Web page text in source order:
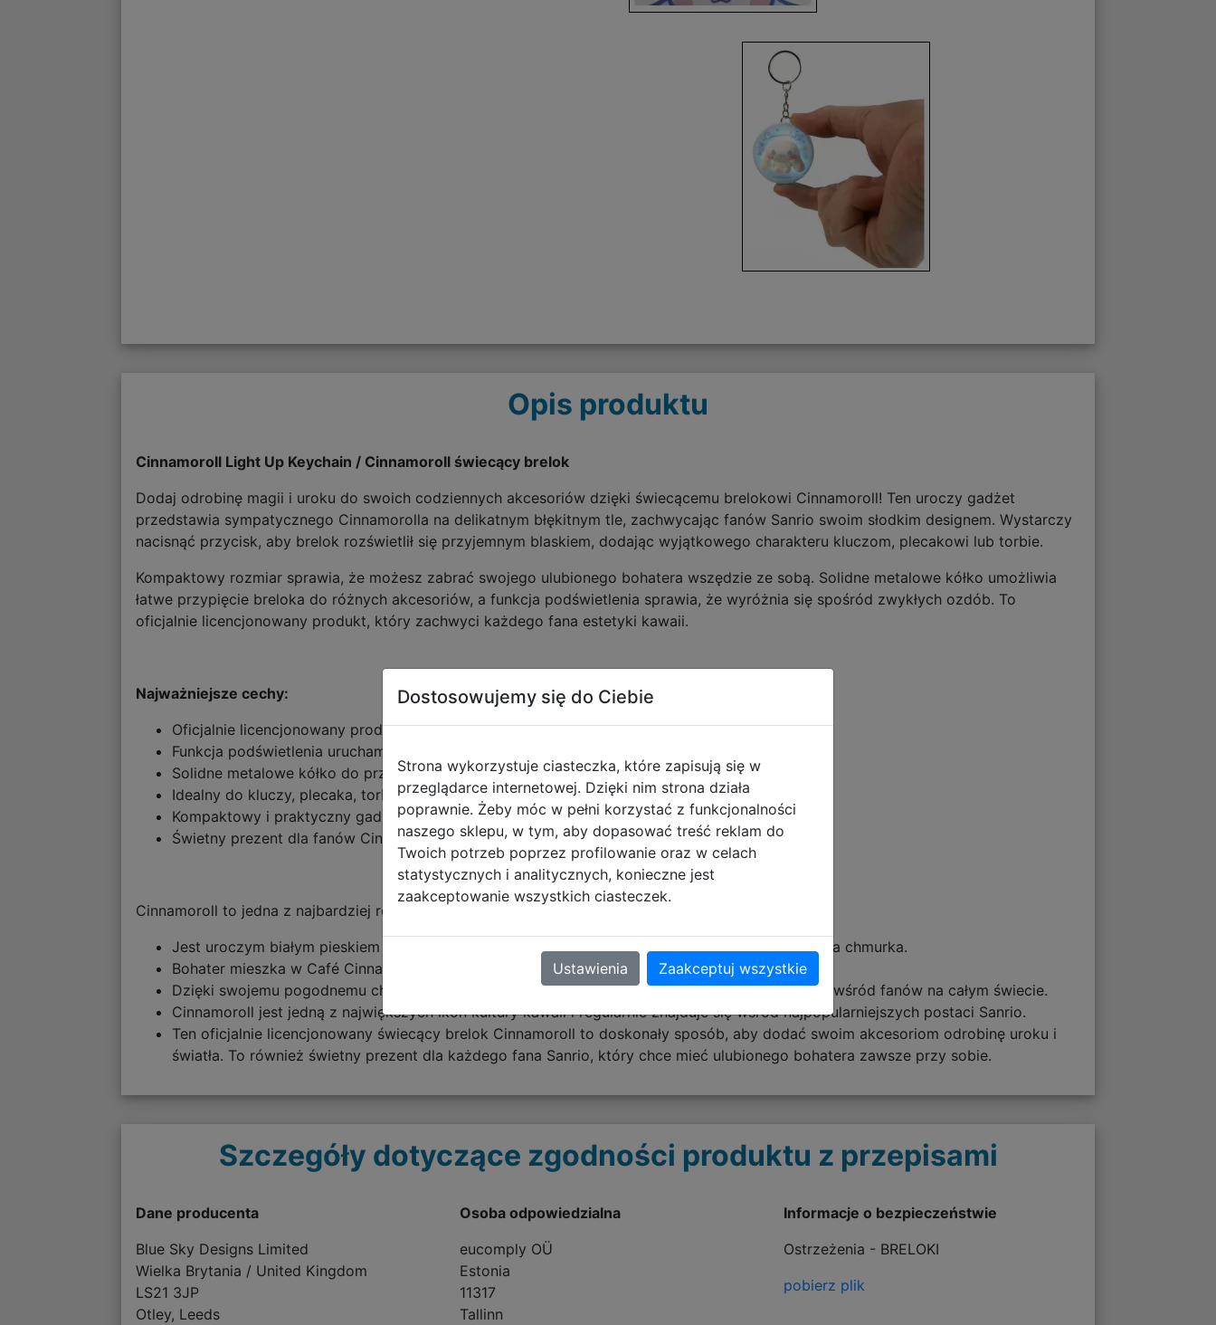
Opis produktu
Cinnamoroll Light Up Keychain / Cinnamoroll świecący brelok
Dodaj odrobinę magii i uroku do swoich codziennych akcesoriów dzięki świecącemu brelokowi Cinnamoroll! Ten uroczy gadżet
przedstawia sympatycznego Cinnamorolla na delikatnym błękitnym tle, zachwycając fanów Sanrio swoim słodkim designem. Wystarczy
nacisnąć przycisk, aby brelok rozświetlił się przyjemnym blaskiem, dodając wyjątkowego charakteru kluczom, plecakowi lub torbie.
Kompaktowy rozmiar sprawia, że możesz zabrać swojego ulubionego bohatera wszędzie ze sobą. Solidne metalowe kółko umożliwia
łatwe przypięcie breloka do różnych akcesoriów, a funkcja podświetlenia sprawia, że wyróżnia się spośród zwykłych ozdób. To
oficjalnie licencjonowany produkt, który zachwyci każdego fana estetyki kawaii.
Najważniejsze cechy:
Oficjalnie licencjonowany produkt Sanrio- Uroczy wzór z postacią Cinnamoroll
Funkcja podświetlenia uruchamiana przyciskiem
Solidne metalowe kółko do przypięcia
Idealny do kluczy, plecaka, torby lub piórnika
Kompaktowy i praktyczny gadżet na co dzień
Świetny prezent dla fanów Cinnamorolla i Sanrio
Cinnamoroll to jedna z najbardziej rozpoznawalnych postaci stworzonych przez Sanrio.
Jest uroczym białym pieskiem o długich uszach, które pozwalają mu latać po niebie niczym mała chmurka.
Bohater mieszka w Café Cinnamon, gdzie poznaje przyjaciół i przeżywa liczne przygody.
Dzięki swojemu pogodnemu charakterowi i słodkiemu wyglądowi zdobył ogromną popularność wśród fanów na całym świecie.
Cinnamoroll jest jedną z największych ikon kultury kawaii i regularnie znajduje się wśród najpopularniejszych postaci Sanrio.
Ten oficjalnie licencjonowany świecący brelok Cinnamoroll to doskonały sposób, aby dodać swoim akcesoriom odrobinę uroku i
światła. To również świetny prezent dla każdego fana Sanrio, który chce mieć ulubionego bohatera zawsze przy sobie.
Szczegóły dotyczące zgodności produktu z przepisami
Dane producenta
Blue Sky Designs Limited
Wielka Brytania / United Kingdom
LS21 3JP
Otley, Leeds
Osoba odpowiedzialna
eucomply OÜ
Estonia
11317
Tallinn
Informacje o bezpieczeństwie
Ostrzeżenia - BRELOKI
pobierz plik
Dostosowujemy się do Ciebie
Strona wykorzystuje ciasteczka, które zapisują się w
przeglądarce internetowej. Dzięki nim strona działa
poprawnie. Żeby móc w pełni korzystać z funkcjonalności
naszego sklepu, w tym, aby dopasować treść reklam do
Twoich potrzeb poprzez profilowanie oraz w celach
statystycznych i analitycznych, konieczne jest
zaakceptowanie wszystkich ciasteczek.
Ustawienia Zaakceptuj wszystkie